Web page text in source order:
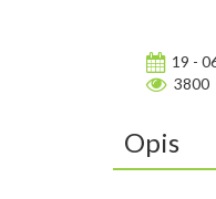
19 -
3800
Opis